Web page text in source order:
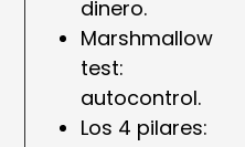
dinero.
Marshmallow
test:
autocontrol.
Los 4 pilares: